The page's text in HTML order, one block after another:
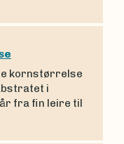
kornstørrelse
i
fra fin leire til